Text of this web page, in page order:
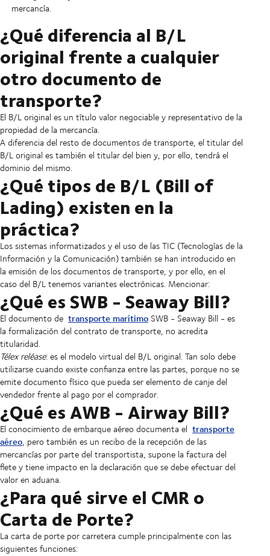
mercancía.
¿Qué diferencia al B/L
original frente a cualquier
otro documento de
transporte?
El B/L original es un título valor negociable y representativo de la
propiedad de la mercancía.
A diferencia del resto de documentos de transporte, el titular del
B/L original es también el titular del bien y, por ello, tendrá el
dominio del mismo.
¿Qué tipos de B/L (Bill of
Lading) existen en la
práctica?
Los sistemas informatizados y el uso de las TIC (Tecnologías de la
Información y la Comunicación) también se han introducido en
la emisión de los documentos de transporte, y por ello, en el
caso del B/L tenemos variantes electrónicas. Mencionar:
¿Qué es SWB - Seaway Bill?
El documento de transporte marítimo SWB - Seaway Bill - es
la formalización del contrato de transporte, no acredita
titularidad.
Télex reléase: es el modelo virtual del B/L original. Tan solo debe
utilizarse cuando existe confianza entre las partes, porque no se
emite documento físico que pueda ser elemento de canje del
vendedor frente al pago por el comprador.
¿Qué es AWB - Airway Bill?
El conocimiento de embarque aéreo documenta el transporte
aéreo, pero también es un recibo de la recepción de las
mercancías por parte del transportista, supone la factura del
flete y tiene impacto en la declaración que se debe efectuar del
valor en aduana.
¿Para qué sirve el CMR o
Carta de Porte?
La carta de porte por carretera cumple principalmente con las
siguientes funciones: